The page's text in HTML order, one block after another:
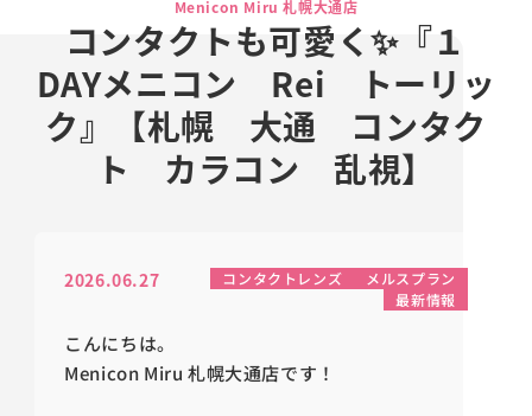
Menicon Miru 札幌大通店
コンタクトも可愛く✨『１
DAYメニコン Rei トーリッ
ク』【札幌 大通 コンタク
ト カラコン 乱視】
2026.06.27 コンタクトレンズ
メルスプラン
最新情報
こんにちは。
Menicon Miru 札幌大通店です！